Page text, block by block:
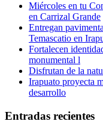
Miércoles en tu
en Carrizal Grande
Entregan
Temascatio en
Fortalecen
monumental l
Disfrutan de la
Irapuato proyecta
desarrollo
Entradas recientes